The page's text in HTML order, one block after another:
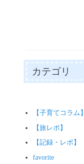
カテゴリ
【子育てコラム】
【旅レポ】
【記録・レポ】
favorite